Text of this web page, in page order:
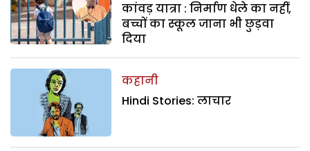
कांवड़ यात्रा : निर्माण धेले का नहीं,
बच्चों का स्कूल जाना भी छुड़वा
दिया
कहानी
Hindi Stories: लाचार